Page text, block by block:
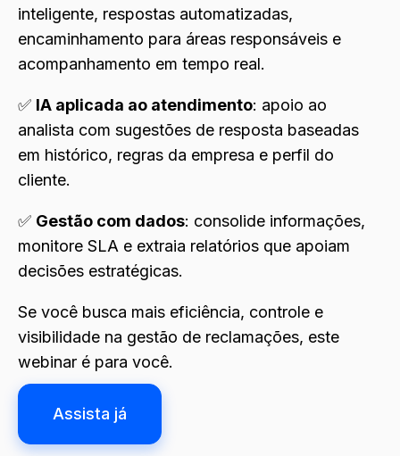
inteligente, respostas automatizadas,
encaminhamento para áreas responsáveis e
acompanhamento em tempo real.
✅ IA aplicada ao atendimento: apoio ao
analista com sugestões de resposta baseadas
em histórico, regras da empresa e perfil do
cliente.
✅ Gestão com dados: consolide informações,
monitore SLA e extraia relatórios que apoiam
decisões estratégicas.
Se você busca mais eficiência, controle e
visibilidade na gestão de reclamações, este
webinar é para você.
Assista já